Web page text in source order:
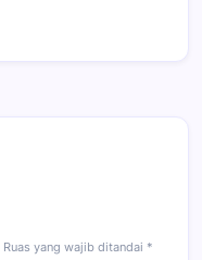
Ruas yang wajib ditandai *